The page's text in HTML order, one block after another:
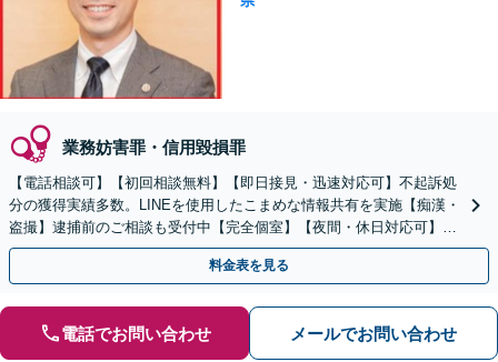
業務妨害罪・信用毀損罪
【電話相談可】【初回相談無料】【即日接見・迅速対応可】不起訴処
分の獲得実績多数。LINEを使用したこまめな情報共有を実施【痴漢・
盗撮】逮捕前のご相談も受付中【完全個室】【夜間・休日対応可】
【天神南駅直結】
料金表を見る
電話でお問い合わせ メールでお問い合わせ